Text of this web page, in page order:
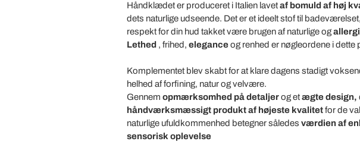
Håndklædet er produceret i Italien lavetaf bomuld af høj
dets naturlige udseende. Det er et ideelt stof til
respekt for din hud takket være brugen af naturlige og
Lethed , frihed, eleganceog renhed er nøgleordene i
Komplementet blev skabt for at klare dagens stadigt
helhed af forfining, natur og velvære.
Gennem opmærksomhed på detaljerog etægte design,
håndværksmæssigt produkt af højeste kvalitetfor de
naturlige ufuldkommenhed betegner således værdien af
sensorisk oplevelse